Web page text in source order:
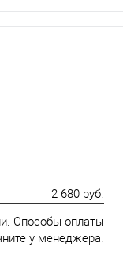
2 680 руб.
Способы оплаты
у менеджера.